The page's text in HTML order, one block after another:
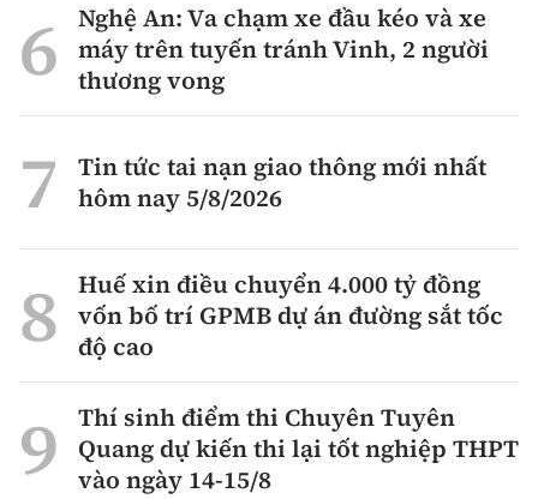
Nghệ An: Va chạm xe đầu kéo và xe
máy trên tuyến tránh Vinh, 2 người
thương vong
Tin tức tai nạn giao thông mới nhất
hôm nay 5/8/2026
Huế xin điều chuyển 4.000 tỷ đồng
vốn bố trí GPMB dự án đường sắt tốc
độ cao
Thí sinh điểm thi Chuyên Tuyên
Quang dự kiến thi lại tốt nghiệp THPT
vào ngày 14-15/8